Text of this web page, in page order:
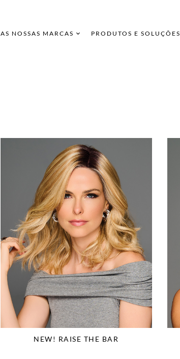
AS NOSSAS MARCAS PRODUTOS E SOLUÇÕES
NEW! RAISE THE BAR